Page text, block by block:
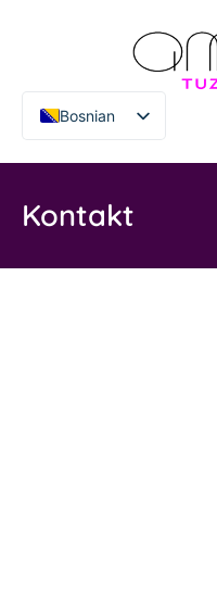
Bosnian
Kontakt